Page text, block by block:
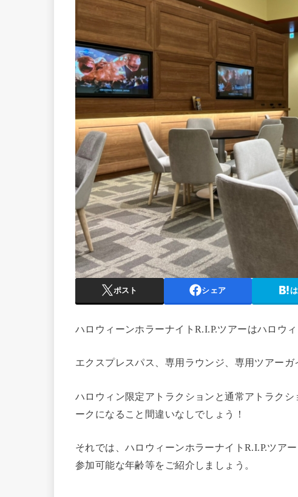
ポスト シェア
ハロウィーンホラーナイトR.I.P.ツアーはハロウ
エクスプレスパス、専用ラウンジ、専用ツアー
ハロウィン限定アトラクションと通常アトラク
ークになること間違いなしでしょう！
それでは、ハロウィーンホラーナイトR.I.P.ツア
参加可能な年齢等をご紹介しましょう。